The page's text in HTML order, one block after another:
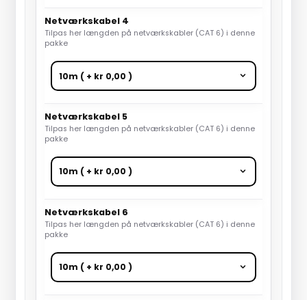
Netværkskabel 4
Tilpas her længden på netværkskabler (CAT 6) i denne
pakke
Netværkskabel 5
Tilpas her længden på netværkskabler (CAT 6) i denne
pakke
Netværkskabel 6
Tilpas her længden på netværkskabler (CAT 6) i denne
pakke